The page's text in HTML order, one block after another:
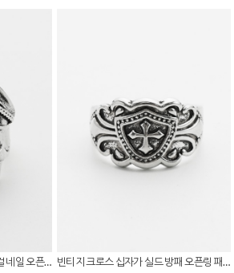
밀리터리 모자 빈티지 해골 스컬 네일 오픈 링 패션 반지 R-0162 빈티지 크로스 십자가 실드 방패 오픈링 패션 반지 R-0161